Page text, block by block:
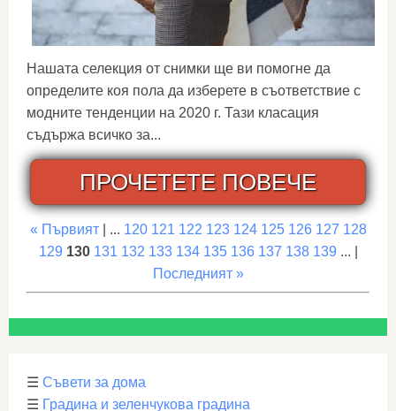
Нашата селекция от снимки ще ви помогне да
определите коя пола да изберете в съответствие с
модните тенденции на 2020 г. Тази класация
съдържа всичко за...
ПРОЧЕТЕТЕ ПОВЕЧЕ
« Първият| ... 120 121 122 123 124 125 126 127 128
129 130 131 132 133 134 135 136 137 138 139 ... |
Последният »
☰ Съвети за дома
☰ Градина и зеленчукова градина